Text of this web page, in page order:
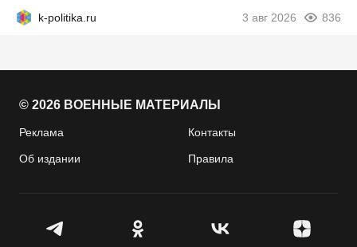
k-politika.ru 3 авг 2026 836
© 2026 ВОЕННЫЕ МАТЕРИАЛЫ
Реклама Контакты
Об издании Правила